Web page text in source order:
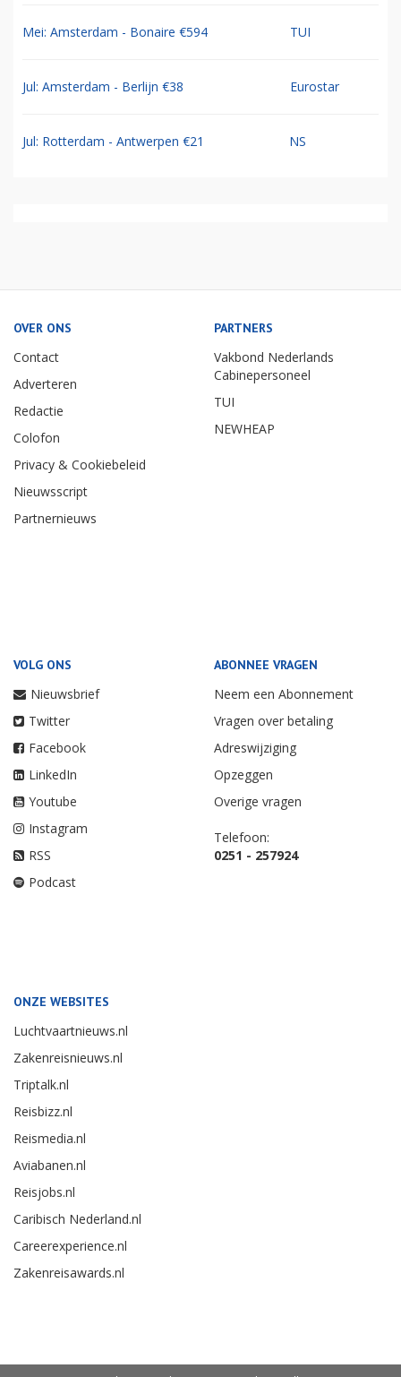
Mei: Amsterdam - Bonaire €594 TUI
Jul: Amsterdam - Berlijn €38 Eurostar
Jul: Rotterdam - Antwerpen €21 NS
OVER ONS
Contact
Adverteren
Redactie
Colofon
Privacy & Cookiebeleid
Nieuwsscript
Partnernieuws
PARTNERS
Vakbond Nederlands
Cabinepersoneel
TUI
NEWHEAP
VOLG ONS
Nieuwsbrief
Twitter
Facebook
LinkedIn
Youtube
Instagram
RSS
Podcast
ABONNEE VRAGEN
Neem een Abonnement
Vragen over betaling
Adreswijziging
Opzeggen
Overige vragen
Telefoon:
0251 - 257924
ONZE WEBSITES
Luchtvaartnieuws.nl
Zakenreisnieuws.nl
Triptalk.nl
Reisbizz.nl
Reismedia.nl
Aviabanen.nl
Reisjobs.nl
Caribisch Nederland.nl
Careerexperience.nl
Zakenreisawards.nl